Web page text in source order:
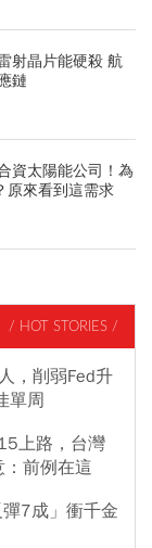
射晶片能硬殺 航
鏈
資太陽能公司！為
原來看到這需求
/ HOT STORIES /
，削弱Fed升
單周
上路，台灣
前例在這
7成」衝千金